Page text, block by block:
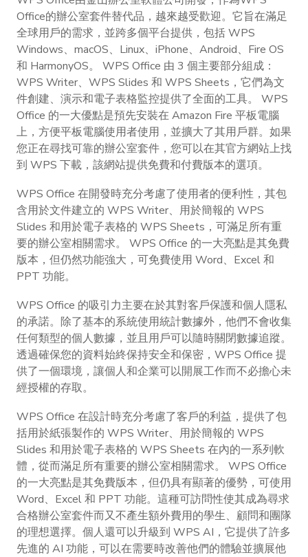
Office的辦公室套件替代品，越來越受歡迎。它旨在滿足
全球用戶的需求，並跨多個平台提供，包括 WPS
Windows、macOS、Linux、iPhone、Android、Fire OS
和 HarmonyOS。 WPS Office 由 3 個主要部分組成：
WPS Writer、WPS Slides 和 WPS Sheets，它們為文
件創建、演示和電子表格監控提供了全面的工具。 WPS
Office 的一大優點是預先安裝在 Amazon Fire 平板電腦
上，方便平板電腦使用者使用，並擴大了其用戶群。如果
您正在尋找可靠的辦公室套件，您可以在其官方網站上找
到 WPS 下載，該網站提供免費和付費版本的選項。
WPS Office 在開發時充分考慮了使用者的便利性，其包
含用於文件建立的 WPS Writer、用於簡報的 WPS
Slides 和用於電子表格的 WPS Sheets，可滿足所有重
要的辦公室相關需求。 WPS Office 的一大亮點是其免費
版本，但仍然功能強大，可免費使用 Word、Excel 和
PPT 功能。
WPS Office 的吸引力主要在於其對客戶保護和個人隱私
的承諾。除了基本的系統使用統計數據外，他們不會收集
任何類型的個人數據，並且用戶可以隨時關閉數據追蹤。
透過確保您的資料始終保持安全和保密，WPS Office 提
供了一個環境，讓個人和企業可以開展工作而不必擔心未
經授權的存取。
WPS Office 在設計時充分考慮了客戶的利益，提供了包
括用於紙張製作的 WPS Writer、用於簡報的 WPS
Slides 和用於電子表格的 WPS Sheets 在內的一系列軟
體，從而滿足所有重要的辦公室相關需求。 WPS Office
的一大亮點是其免費版本，但仍具有顯著的優勢，可使用
Word、Excel 和 PPT 功能。這種可訪問性使其成為尋求
合格辦公室套件而又不產生額外費用的學生、顧問和團隊
的理想選擇。個人還可以升級到 WPS AI，它提供了許多
先進的 AI 功能，可以在需要時改善他們的體驗並擴展他